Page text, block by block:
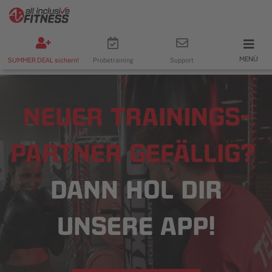
SUMMER DEAL sichern! Probetraining Support MENÜ
NEUER TRAININGS-
PARTNER GEFÄLLIG?
DANN HOL DIR
UNSERE APP!